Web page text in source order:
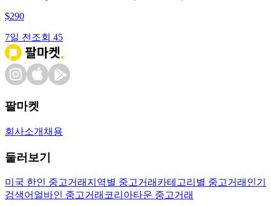
$290
7일 전 조회 45
팔마켓
회사소개 채용
둘러보기
미국 한인 중고거래 지역별 중고거래 카테고리별 중고거래 인기
검색어 얼바인 중고거래 코리아타운 중고거래